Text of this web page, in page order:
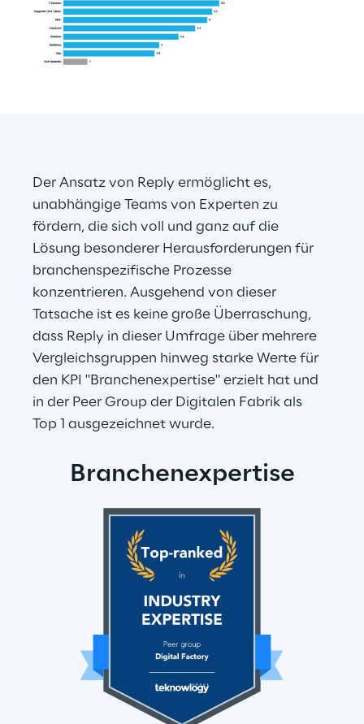
Der Ansatz von Reply ermöglicht es,
unabhängige Teams von Experten zu
fördern, die sich voll und ganz auf die
Lösung besonderer Herausforderungen für
branchenspezifische Prozesse
konzentrieren. Ausgehend von dieser
Tatsache ist es keine große Überraschung,
dass Reply in dieser Umfrage über mehrere
Vergleichsgruppen hinweg starke Werte für
den KPI "Branchenexpertise" erzielt hat und
in der Peer Group der Digitalen Fabrik als
Top 1 ausgezeichnet wurde.
Branchenexpertise